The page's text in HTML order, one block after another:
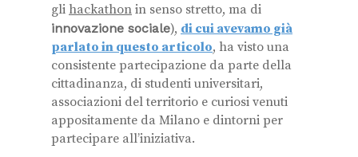
gli hackathon in senso stretto, ma di
innovazione sociale), di cui avevamo già
parlato in questo articolo, ha visto una
consistente partecipazione da parte della
cittadinanza, di studenti universitari,
associazioni del territorio e curiosi venuti
appositamente da Milano e dintorni per
partecipare all’iniziativa.